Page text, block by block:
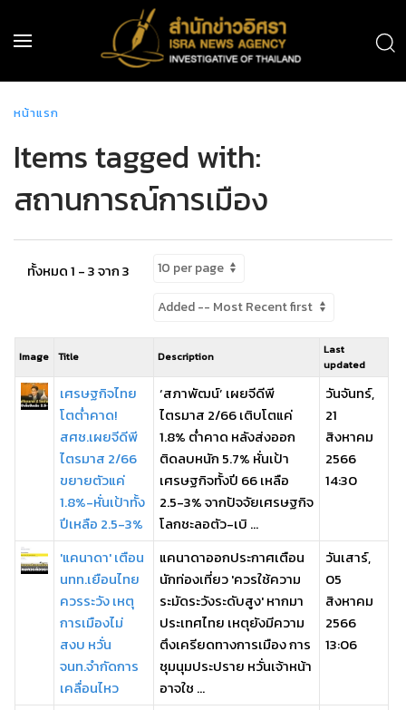
หน้าแรก
Items tagged with:
สถานการณ์การเมือง
ทั้งหมด 1 - 3 จาก 3
Image Title Description
Last
updated
เศรษฐกิจไทย
โตต่ำคาด!
สศช.เผยจีดีพี
ไตรมาส 2/66
ขยายตัวแค่
1.8%-หั่นเป้าทั้ง
ปีเหลือ 2.5-3%
‘สภาพัฒน์’ เผยจีดีพี
ไตรมาส 2/66 เติบโตแค่
1.8% ต่ำคาด หลังส่งออก
ติดลบหนัก 5.7% หั่นเป้า
เศรษฐกิจทั้งปี 66 เหลือ
2.5-3% จากปัจจัยเศรษฐกิจ
โลกชะลอตัว-เบิ ...
วันจันทร์,
21
สิงหาคม
2566
14:30
'แคนาดา' เตือน
นทท.เยือนไทย
ควรระวัง เหตุ
การเมืองไม่
สงบ หวั่น
จนท.จำกัดการ
เคลื่อนไหว
แคนาดาออกประกาศเตือน
นักท่องเที่ยว 'ควรใช้ความ
ระมัดระวังระดับสูง' หากมา
ประเทศไทย เหตุยังมีความ
ตึงเครียดทางการเมือง การ
ชุมนุมประปราย หวั่นเจ้าหน้า
อาจใช ...
วันเสาร์,
05
สิงหาคม
2566
13:06